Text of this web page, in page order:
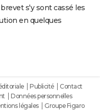
s'y sont cassé les
en quelques
Publicité
Contact
Données personnelles
légales
Groupe Figaro